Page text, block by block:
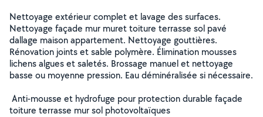
Nettoyage extérieur complet et lavage des surfaces.
Nettoyage façade mur muret toiture terrasse sol pavé
dallage maison appartement. Nettoyage gouttières.
Rénovation joints et sable polymère. Élimination mousses
lichens algues et saletés. Brossage manuel et nettoyage
basse ou moyenne pression. Eau déminéralisée si nécessaire.
️ Anti-mousse et hydrofuge pour protection durable façade
toiture terrasse mur sol photovoltaïques